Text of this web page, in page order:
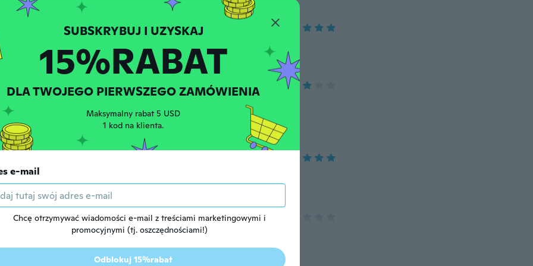
2017
temu
2016 · 12 opinie · 2 przesłane
temu
2015
temu
opinie
temu
15%RABAT
DLA TWOJEGO PIERWSZEGO ZAMÓWIENIA
Maksymalny rabat 5 USD
1 kod na klienta.
e-mail
Chcę otrzymywać wiadomości e-mail z treściami marketingowymi i
promocyjnymi (tj. oszczędnościami!)
Odblokuj 15%rabat